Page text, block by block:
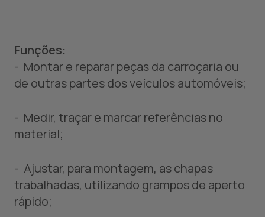
Funções:
- Montar e reparar peças da carroçaria ou
de outras partes dos veículos automóveis;
- Medir, traçar e marcar referências no
material;
- Ajustar, para montagem, as chapas
trabalhadas, utilizando grampos de aperto
rápido;